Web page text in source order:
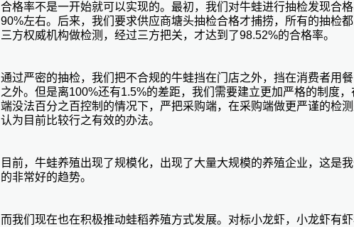
合格率不是一开始就可以实现的。最初，我们对牛蛙进行抽检发现合
90%左右。后来，我们要求供应商塘头抽检合格才捕捞，所有的抽检
三方权威机构做检测，经过三方把关，才达到了98.52%的合格率。
通过严密的抽检，我们把不合规的牛蛙挡在门店之外，挡在消费者用
之外。但是离100%还有1.5%的差距，我们需要建立更加严格的制度，
端没法百分之百控制的情况下，严把采购端，在采购端做更严谨的检
认为目前比较行之有效的办法。
目前，牛蛙养殖出现了规模化，出现了大量大规模的养殖企业，这是
的非常好的趋势。
而我们现在也在积极推动蛙稻养殖方式发展。对标小龙虾，小龙虾有